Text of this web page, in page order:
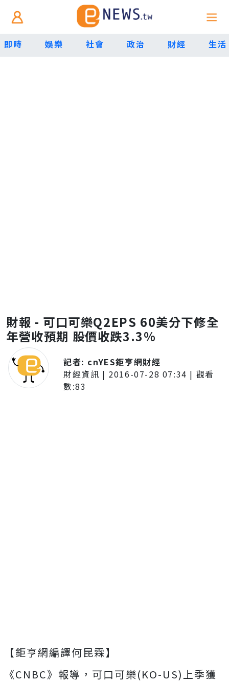
即時 娛樂 社會 政治 財經 生活
財報 - 可口可樂Q2EPS 60美分下修全
年營收預期 股價收跌3.3%
記者: cnYES鉅亨網財經
財經資訊 | 2016-07-28 07:34 | 觀看
數:83
【鉅亨網編譯何昆霖】
《CNBC》報導，可口可樂(KO-US)上季獲